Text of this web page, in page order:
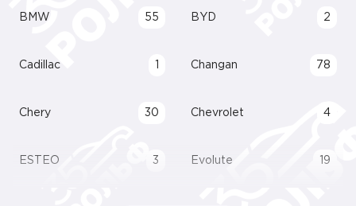
BMW 55 BYD 2
Cadillac Changan 78
Chery 30 Chevrolet 4
ESTEO 3 Evolute 19